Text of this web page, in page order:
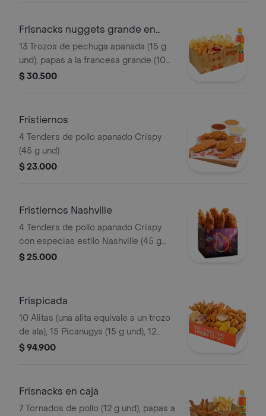
Frisnacks nuggets grande en
caja
13 Trozos de pechuga apanada (15 g
und), papas a la francesa grande (100
g), gaseosa (400 ml)
$ 30.500
Fristiernos
4 Tenders de pollo apanado Crispy
(45 g und)
$ 23.000
Fristiernos Nashville
4 Tenders de pollo apanado Crispy
con especias estilo Nashville (45 g
und), sirope de miel picante. Imagen
$ 25.000
Frispicada
10 Alitas (una alita equivale a un trozo
de ala), 15 Picanugys (15 g und), 12
tornados de pollo (12 g und), 15
$ 94.900
Frisnacks en caja
7 Tornados de pollo (12 g und), papas a